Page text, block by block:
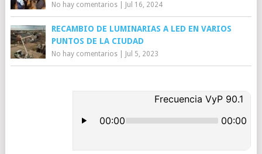
No hay comentarios| Jul 16, 2024
RECAMBIO DE LUMINARIAS A LED EN VARIOS
PUNTOS DE LA CIUDAD
No hay comentarios| Jul 5, 2023